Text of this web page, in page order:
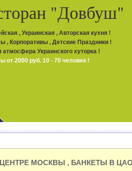
«Астерия»
на высшем уровне !
с четверга- субботу !
пр-кт, пл. Ильича, Таганка !
от 50 до 150 гостей !
МОСКВЫ , БАНКЕТЫ В